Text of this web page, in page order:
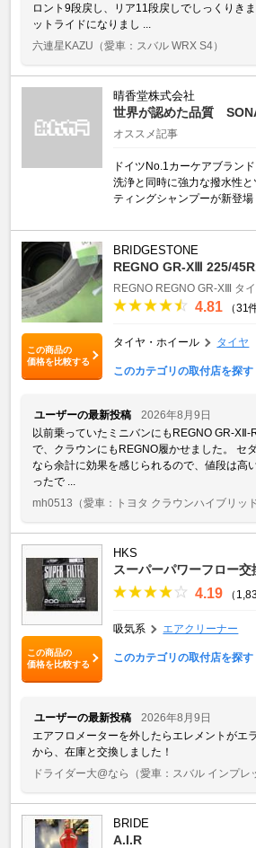
ロント9段戻し、リア11段戻しでしっくりき
ットライドになりまし ...
六連星KAZU （愛車：スバル WRX S4）
晴香堂株式会社
世界が認めた品質
オススメ記事
ドイツNo.1カーケアブラン
洗浄と同時に強力な撥水性
ティングシャンプーが新登場
この商品の
価格を比較する
BRIDGESTONE
REGNO GR-XⅢ 225/
REGNO REGNO GR-XⅢ タ
4.81 （31
タイヤ・ホイール タイヤ
このカテゴリの取付店を探す
ユーザーの最新投稿
2026年8月9日
以前乗っていたミニバンにもREGNO GR-XⅡ-
で、クラウンにもREGNO履かせました。 セ
なら余計に効果を感じられるので、値段は高
ったで ...
mh0513 （愛車：トヨタ クラウンハイブリッド
この商品の
価格を比較する
HKS
スーパーパワーフロー
4.19 （
吸気系 エアクリーナー
このカテゴリの取付店を探す
ユーザーの最新投稿
2026年8月9日
エアフロメーターを外したらエレメントがエ
から、在庫と交換しました！
ドライダー大@なら
（愛車：スバル インプレ
BRIDE
A.I.R